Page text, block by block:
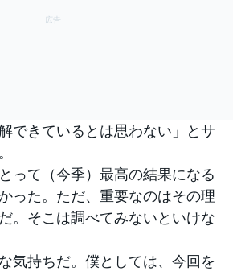
できているとは思わない」とサ
って（今季）最高の結果になる
った。ただ、重要なのはその理
。そこは調べてみないといけな
気持ちだ。僕としては、今回を